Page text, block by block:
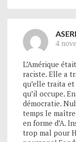
4
L’Amérique
raciste. Elle a
qu’elle traita
qu’il occupe.
démocratie.
temps le
en forme d’A.
trop mal pour